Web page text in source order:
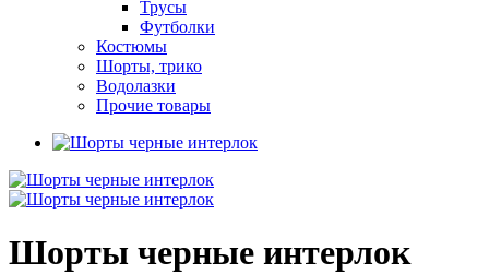
Трусы
Футболки
Костюмы
Шорты, трико
Водолазки
Прочие товары
Шорты черные интерлок